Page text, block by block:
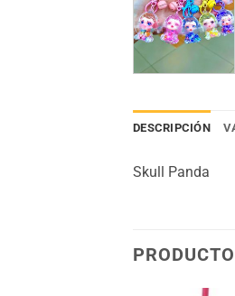
DESCRIPCIÓN
Skull Panda